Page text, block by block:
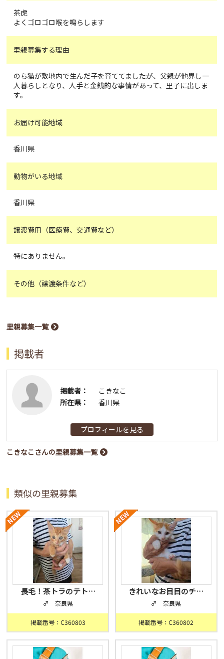
茶虎
よくゴロゴロ喉を鳴らします
里親募集する理由
のら猫が敷地内で生んだ子を育ててましたが、父親が他界し一
人暮らしとなり、人手と金銭的な事情があって、里子に出しま
す。
お届け可能地域
香川県
動物がいる地域
香川県
譲渡費用（医療費、交通費など）
特にありません。
その他（譲渡条件など）
里親募集一覧
掲載者
掲載者：
こきなこ
所在県：
香川県
プロフィールを見る
こきなこさんの里親募集一覧
類似の里親募集
長毛！茶トラのテト…
♂ 奈良県
掲載番号：C360803
きれいなお目目のチ…
♂ 奈良県
掲載番号：C360802